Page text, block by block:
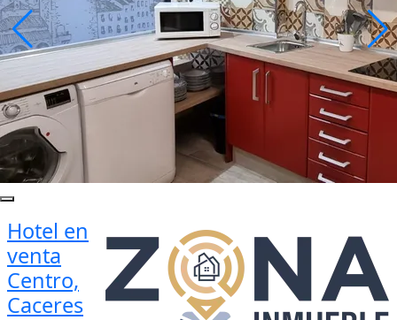
Hotel en
venta
Centro,
Caceres